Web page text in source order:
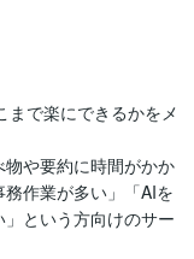
まで楽にできるかをメ
物や要約に時間がかか
作業が多い」「AIを
という方向けのサー